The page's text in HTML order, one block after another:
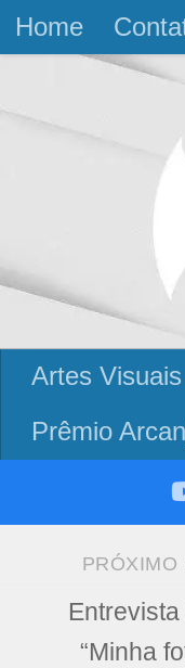
Skip to
Home
Artes
Prêmio
PRÓXIMO
“Minha